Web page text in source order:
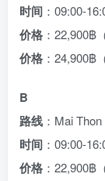
时间 ：09:00-
价格 ：22,900฿
价格 ：24,900฿
B
路线 ：Mai
时间 ：09:00-
价格 ：22,900฿